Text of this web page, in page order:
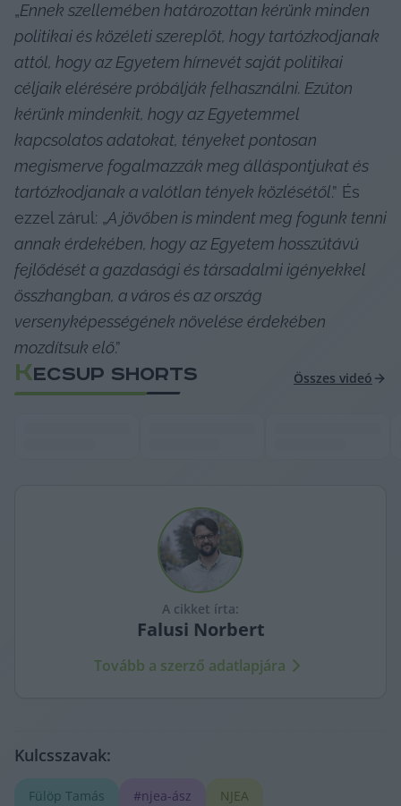
„Ennek szellemében határozottan kérünk minden
politikai és közéleti szereplőt, hogy tartózkodjanak
attól, hogy az Egyetem hírnevét saját politikai
céljaik elérésére próbálják felhasználni. Ezúton
kérünk mindenkit, hogy az Egyetemmel
kapcsolatos adatokat, tényeket pontosan
megismerve fogalmazzák meg álláspontjukat és
tartózkodjanak a valótlan tények közlésétől.” És
ezzel zárul: „A jövőben is mindent meg fogunk tenni
annak érdekében, hogy az Egyetem hosszútávú
fejlődését a gazdasági és társadalmi igényekkel
összhangban, a város és az ország
versenyképességének növelése érdekében
mozdítsuk elő.”
KECSUP SHORTS Összes videó
A cikket írta:
Falusi Norbert
Tovább a szerző adatlapjára
Kulcsszavak:
Fülöp Tamás #njea-ász NJEA